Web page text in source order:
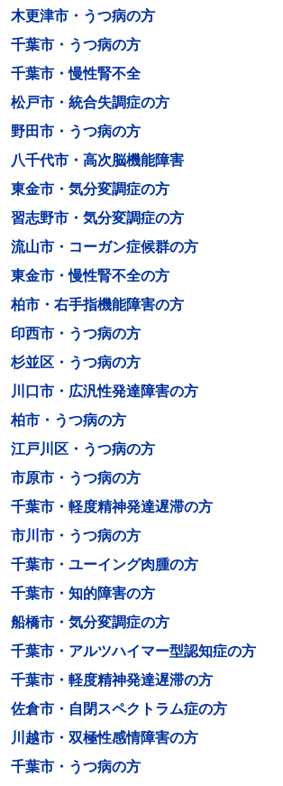
木更津市・うつ病の方
千葉市・うつ病の方
千葉市・慢性腎不全
松戸市・統合失調症の方
野田市・うつ病の方
八千代市・高次脳機能障害
東金市・気分変調症の方
習志野市・気分変調症の方
山市・コーガン症候群の方
東金市・慢性腎不全の方
柏市・右手指機能障害の方
印西市・うつ病の方
杉並区・うつ病の方
口市・広汎性発達障害の方
柏市・うつ病の方
江戸川区・うつ病の方
市原市・うつ病の方
葉市・軽度精神発達遅滞の方
市川市・うつ病の方
葉市・ユーイング肉腫の方
千葉市・知的障害の方
船橋市・気分変調症の方
葉市・アルツハイマー型認知症の方
葉市・軽度精神発達遅滞の方
倉市・自閉スペクトラム症の方
越市・双極性感情障害の方
千葉市・うつ病の方